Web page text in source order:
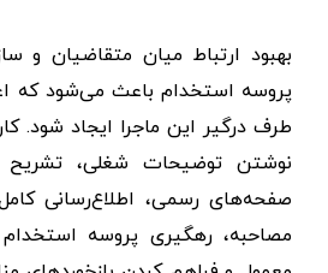
بهبود ارتباط میان متقاضیان و
پروسه استخدام باعث می‌شود که
طرف درگیر این ماجرا ایجاد شود.
نوشتن توضیحات شغلی، تشریح
صفحه‌های رسمی، اطلاع‌رسانی
مصاحبه، رهگیری پروسه استخدام